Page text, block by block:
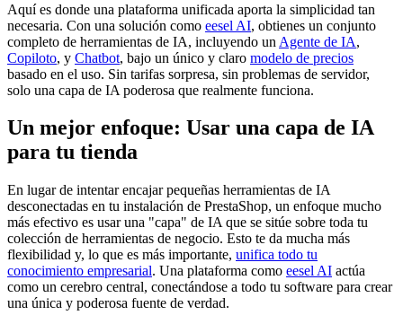
Aquí es donde una plataforma unificada aporta la simplicidad tan
necesaria. Con una solución como eesel AI, obtienes un conjunto
completo de herramientas de IA, incluyendo un Agente de IA,
Copiloto, y Chatbot, bajo un único y claro modelo de precios
basado en el uso. Sin tarifas sorpresa, sin problemas de servidor,
solo una capa de IA poderosa que realmente funciona.
Un mejor enfoque: Usar una capa de IA
para tu tienda
En lugar de intentar encajar pequeñas herramientas de IA
desconectadas en tu instalación de PrestaShop, un enfoque mucho
más efectivo es usar una "capa" de IA que se sitúe sobre toda tu
colección de herramientas de negocio. Esto te da mucha más
flexibilidad y, lo que es más importante, unifica todo tu
conocimiento empresarial. Una plataforma como eesel AI actúa
como un cerebro central, conectándose a todo tu software para crear
una única y poderosa fuente de verdad.